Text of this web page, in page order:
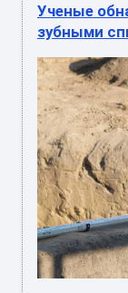
Ученые
зубными